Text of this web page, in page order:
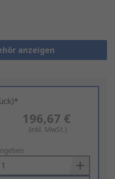
anzeigen
196,67 €
(inkl. MwSt.)